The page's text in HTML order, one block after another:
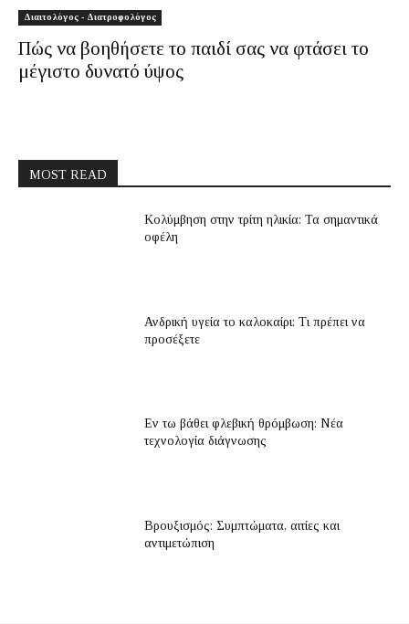
Διαιτολόγος - Διατροφολόγος
Πώς να βοηθήσετε το παιδί σας να φτάσει το
μέγιστο δυνατό ύψος
MOST READ
Κολύμβηση στην τρίτη ηλικία: Τα σημαντικά
οφέλη
Ανδρική υγεία το καλοκαίρι: Τι πρέπει να
προσέξετε
Εν τω βάθει φλεβική θρόμβωση: Νέα
τεχνολογία διάγνωσης
Βρουξισμός: Συμπτώματα, αιτίες και
αντιμετώπιση